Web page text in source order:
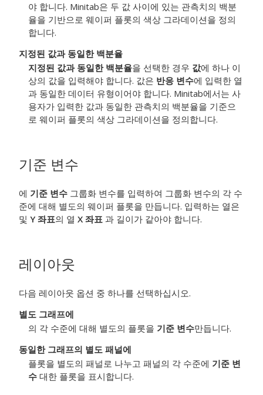
야 합니다. Minitab은 두 값 사이에 있는 관측치의 백분
율을 기반으로 웨이퍼 플롯의 색상 그라데이션을 정의
합니다.
지정된 값과 동일한 백분율
지정된 값과 동일한 백분율을 선택한 경우 값에 하나 이
상의 값을 입력해야 합니다. 값은 반응 변수에 입력한 열
과 동일한 데이터 유형이어야 합니다. Minitab에서는 사
용자가 입력한 값과 동일한 관측치의 백분율을 기준으
로 웨이퍼 플롯의 색상 그라데이션을 정의합니다.
기준 변수
에 기준 변수 그룹화 변수를 입력하여 그룹화 변수의 각 수
준에 대해 별도의 웨이퍼 플롯을 만듭니다. 입력하는 열은
및 Y 좌표의 열 X 좌표 과 길이가 같아야 합니다.
레이아웃
다음 레이아웃 옵션 중 하나를 선택하십시오.
별도 그래프에
의 각 수준에 대해 별도의 플롯을 기준 변수만듭니다.
동일한 그래프의 별도 패널에
플롯을 별도의 패널로 나누고 패널의 각 수준에 기준 변
수 대한 플롯을 표시합니다.